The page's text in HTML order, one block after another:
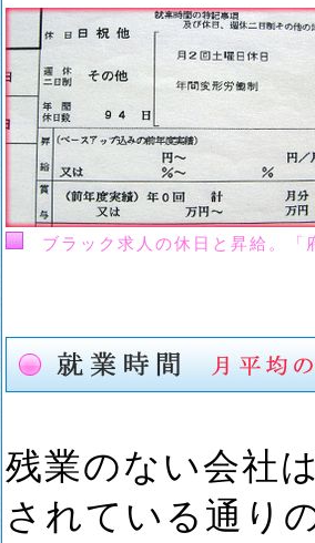
ブラック求人の休日と昇給。
残業のない会社
されている通り